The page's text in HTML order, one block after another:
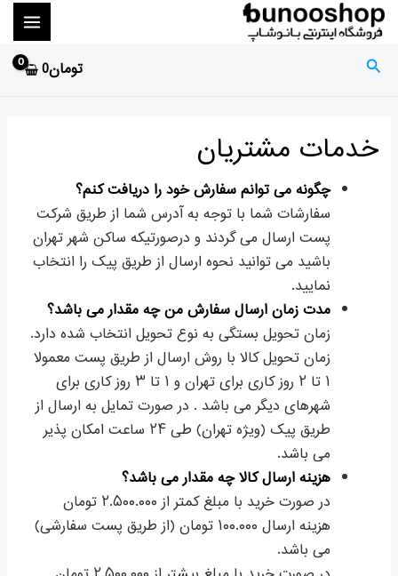
پرش
محتواجستجو تومان0
خدمات مشتریان
چگونه می توانم سفارش خود را دریافت کنم؟
سفارشات شما با توجه به آدرس شما از طریق شرکت
پست ارسال می گردند و درصورتیکه ساکن شهر تهران
باشید می توانید نحوه ارسال از طریق پیک را انتخاب
نمایید.
مدت زمان ارسال سفارش من چه مقدار می باشد؟
زمان تحویل بستگی به نوع تحویل انتخاب شده دارد.
زمان تحویل کالا با روش ارسال از طریق پست معمولا
۱ تا ۲ روز کاری برای تهران و ۱ تا ۳ روز کاری برای
شهرهای دیگر می باشد . در صورت تمایل به ارسال از
طریق پیک (ویژه تهران) طی ۲۴ ساعت امکان پذیر
می باشد.
هزینه ارسال کالا چه مقدار می باشد؟
در صورت خرید با مبلغ کمتر از ۲.۵۰۰.۰۰۰ تومان
هزینه ارسال ۱۰۰.۰۰۰ تومان (از طریق پست سفارشی)
می باشد.